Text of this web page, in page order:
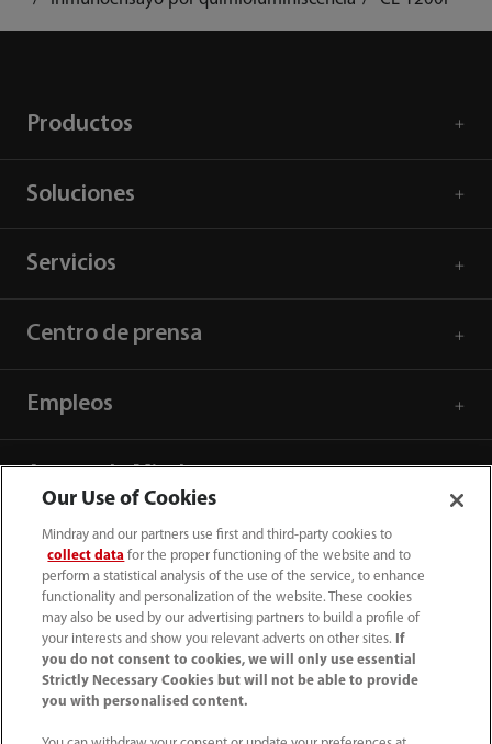
Productos
Soluciones
Servicios
Centro de prensa
Empleos
Acerca de Mindray
Información de contacto
Our Use of Cookies
Mindray and our partners use first and third-party cookies to
collect data for the proper functioning of the website and to
perform a statistical analysis of the use of the service, to enhance
functionality and personalization of the website. These cookies
may also be used by our advertising partners to build a profile of
your interests and show you relevant adverts on other sites.
If
you do not consent to cookies, we will only use essential
Strictly Necessary Cookies but will not be able to provide
you with personalised content.